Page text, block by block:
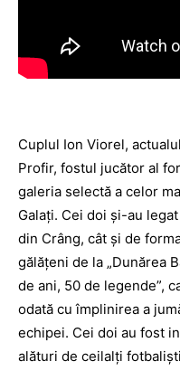
Cuplul Ion Viorel,
Profir, fostul jucător al
galeria selectă a celor
Galaţi. Cei doi şi-au
din Crâng, cât şi de
gălăţeni de la „Dunărea
de ani, 50 de legende”,
odată cu împlinirea a
echipei. Cei doi au fost
alături de ceilalţi